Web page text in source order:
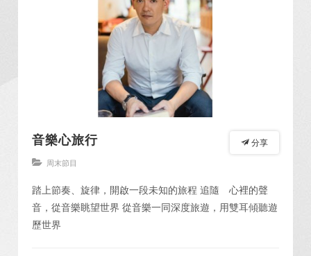
分享
音樂心旅行
周末節目
踏上節奏、旋律，開啟一段未知的旅程 追隨 心裡的聲
音，從音樂眺望世界 從音樂一同深度旅遊，用雙耳傾聽遊
歷世界